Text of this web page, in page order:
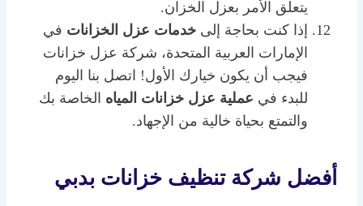
يتعلق الأمر بعزل الخزان.
إذا كنت بحاجة إلى خدمات عزل الخزانات في
الإمارات العربية المتحدة، شركة عزل خزانات
فيجب أن يكون خيارك الأول! اتصل بنا اليوم
للبدء في عملية عزل خزانات المياه الخاصة بك
والتمتع بحياة خالية من الإجهاد.
أفضل شركة تنظيف خزانات بدبي